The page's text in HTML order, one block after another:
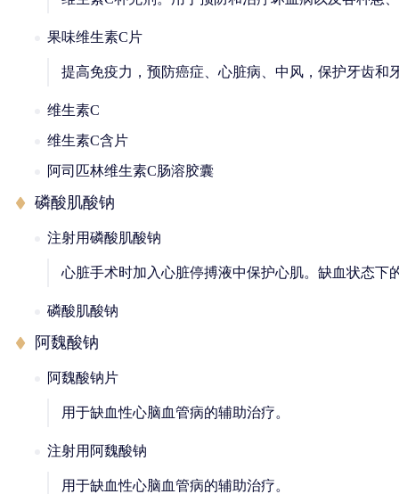
果味维生素C片
提高免疫力，预防癌症、心脏病、中风，保护牙齿
维生素C
维生素C含片
阿司匹林维生素C肠溶胶囊
磷酸肌酸钠
注射用磷酸肌酸钠
心脏手术时加入心脏停搏液中保护心肌。缺血状态下
磷酸肌酸钠
阿魏酸钠
阿魏酸钠片
用于缺血性心脑血管病的辅助治疗。
注射用阿魏酸钠
用于缺血性心脑血管病的辅助治疗。